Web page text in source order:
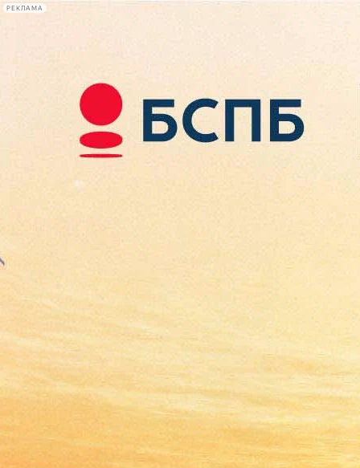
РЕКЛАМА
Сегодня:
2026.08.09
14:10
Афиша Plus
Кончита Вурст отказалась от
женского альтер-эго
26 апреля 2018,11:37 Версия для печати